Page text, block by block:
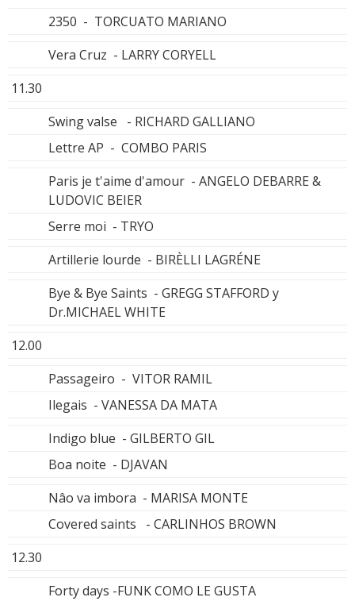
2350 - TORCUATO MARIANO
Vera Cruz - LARRY CORYELL
11.30
Swing valse - RICHARD GALLIANO
Lettre AP - COMBO PARIS
Paris je t'aime d'amour - ANGELO DEBARRE &
LUDOVIC BEIER
Serre moi - TRYO
Artillerie lourde - BIRÈLLI LAGRÉNE
Bye & Bye Saints - GREGG STAFFORD y
Dr.MICHAEL WHITE
12.00
Passageiro - VITOR RAMIL
Ilegais - VANESSA DA MATA
Indigo blue - GILBERTO GIL
Boa noite - DJAVAN
Nâo va imbora - MARISA MONTE
Covered saints - CARLINHOS BROWN
12.30
Forty days -FUNK COMO LE GUSTA